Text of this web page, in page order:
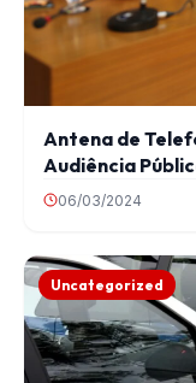
Antena de
Audiência
06/03/2024
Uncategorized